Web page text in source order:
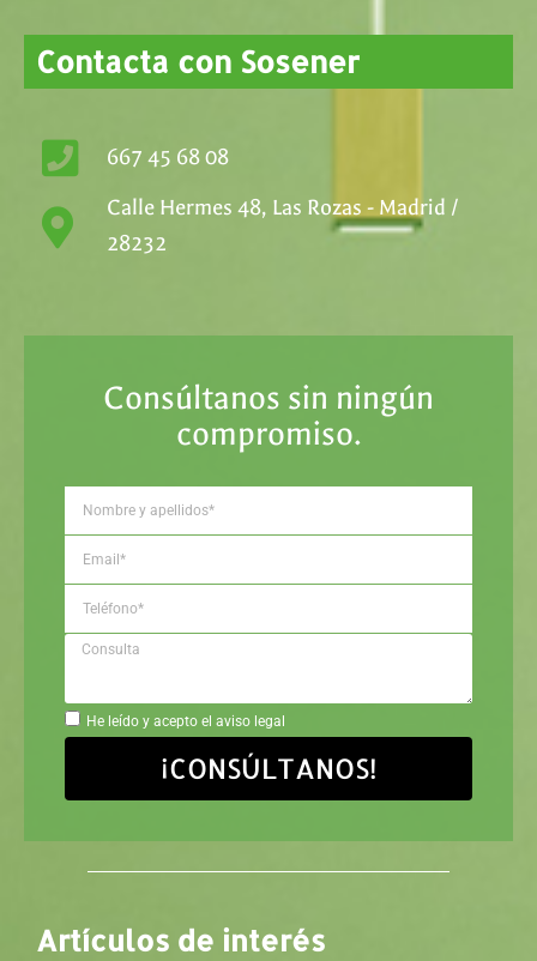
Contacta con Sosener
667 45 68 08
Calle Hermes 48, Las Rozas - Madrid /
28232
Consúltanos sin ningún
compromiso.
He leído y acepto el aviso legal
¡CONSÚLTANOS!
Artículos de interés